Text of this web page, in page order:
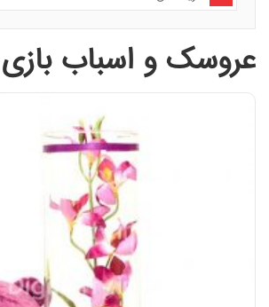
عروسک و اسباب بازی